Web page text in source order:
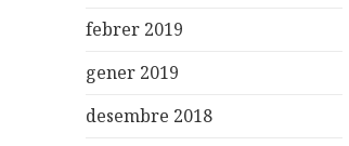
febrer 2019
gener 2019
desembre 2018